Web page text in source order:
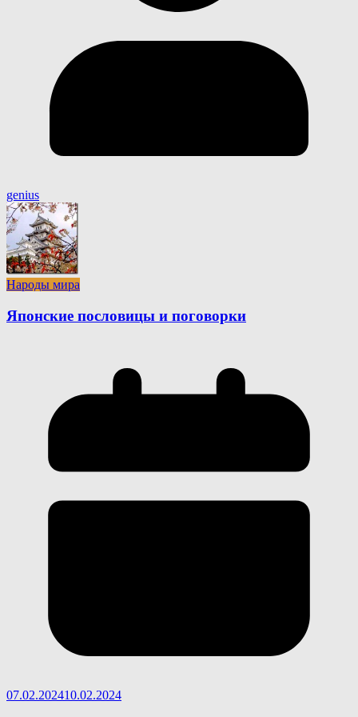
genius
Народы мира
Японские пословицы и поговорки
07.02.202410.02.2024